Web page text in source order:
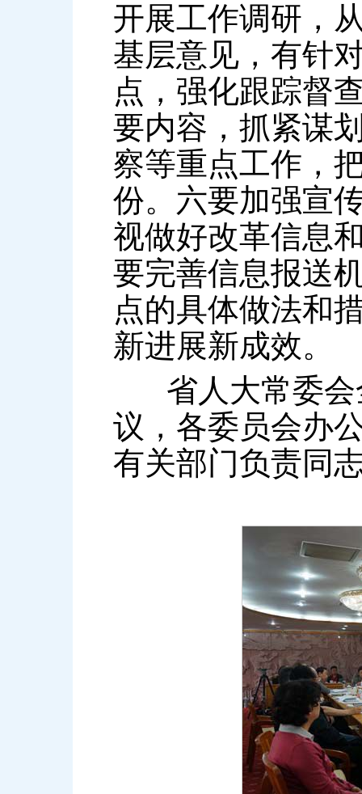
开展工作调研，
基层意见，有针
点，强化跟踪督
要内容，抓紧谋
察等重点工作，
份。六要加强宣
视做好改革信息
要完善信息报送
点的具体做法和
新进展新成效。
省人大常委会
议，各委员会办
有关部门负责同